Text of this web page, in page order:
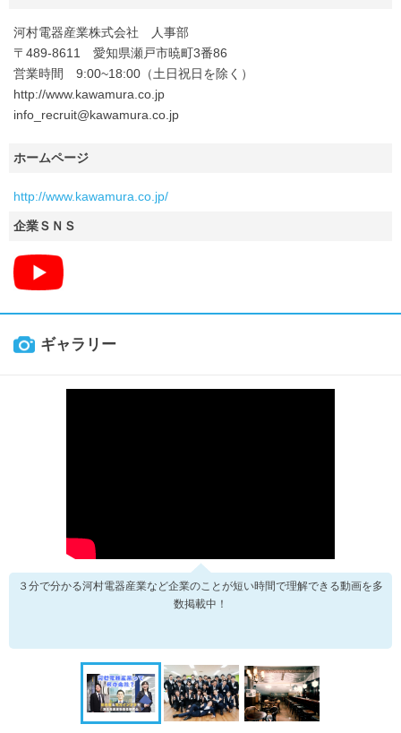
河村電器産業株式会社 人事部
〒489-8611 愛知県瀬戸市暁町3番86
営業時間 9:00~18:00（土日祝日を除く）
http://www.kawamura.co.jp
info_recruit@kawamura.co.jp
ホームページ
http://www.kawamura.co.jp/
企業ＳＮＳ
ギャラリー
３分で分かる河村電器産業など企業のことが短い時間で理解できる動画を多
数掲載中！